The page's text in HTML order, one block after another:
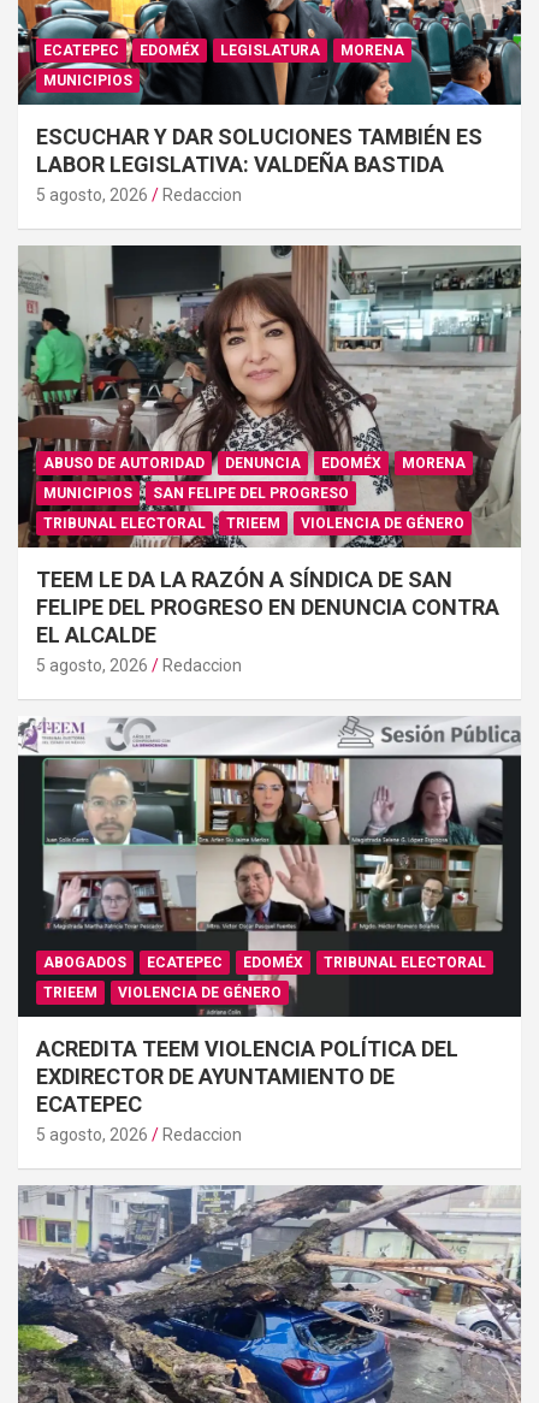
ECATEPEC EDOMÉX LEGISLATURA
MORENA
MUNICIPIOS
ESCUCHAR Y DAR SOLUCIONES TAMBIÉN ES
LABOR LEGISLATIVA: VALDEÑA BASTIDA
5 agosto, 2026 Redaccion
ABUSO DE AUTORIDAD DENUNCIA EDOMÉX
MORENA
MUNICIPIOS
SAN FELIPE DEL PROGRESO
TRIBUNAL ELECTORAL
TRIEEM VIOLENCIA DE GÉNERO
TEEM LE DA LA RAZÓN A SÍNDICA DE SAN
FELIPE DEL PROGRESO EN DENUNCIA CONTRA
EL ALCALDE
5 agosto, 2026 Redaccion
ABOGADOS ECATEPEC EDOMÉX
TRIBUNAL ELECTORAL
TRIEEM
VIOLENCIA DE GÉNERO
ACREDITA TEEM VIOLENCIA POLÍTICA DEL
EXDIRECTOR DE AYUNTAMIENTO DE
ECATEPEC
5 agosto, 2026 Redaccion